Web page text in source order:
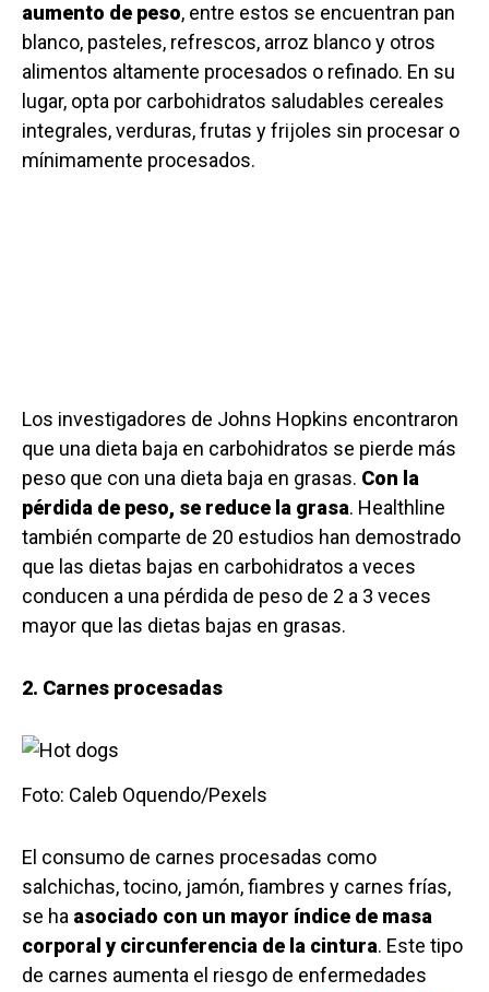
aumento de peso, entre estos se encuentran pan
blanco, pasteles, refrescos, arroz blanco y otros
alimentos altamente procesados ​​o refinado. En su
lugar, opta por carbohidratos saludables cereales
integrales, verduras, frutas y frijoles sin procesar o
mínimamente procesados.
Los investigadores de Johns Hopkins encontraron
que una dieta baja en carbohidratos se pierde más
peso que con una dieta baja en grasas. Con la
pérdida de peso, se reduce la grasa. Healthline
también comparte de 20 estudios han demostrado
que las dietas bajas en carbohidratos a veces
conducen a una pérdida de peso de 2 a 3 veces
mayor que las dietas bajas en grasas.
2. Carnes procesadas
Foto: Caleb Oquendo/Pexels
El consumo de carnes procesadas como
salchichas, tocino, jamón, fiambres y carnes frías,
se ha asociado con un mayor índice de masa
corporal y circunferencia de la cintura. Este tipo
de carnes aumenta el riesgo de enfermedades